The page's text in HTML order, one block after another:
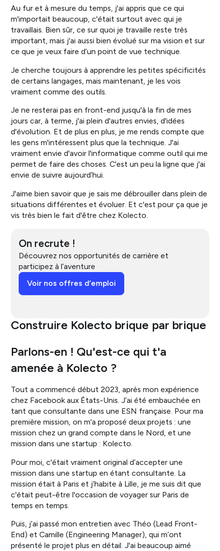
Au fur et à mesure du temps, j'ai appris que ce qui
m'importait beaucoup, c'était surtout avec qui je
travaillais. Bien sûr, ce sur quoi je travaille reste très
important, mais j'ai aussi bien évolué sur ma vision et sur
ce que je veux faire d’un point de vue technique.
Je cherche toujours à apprendre les petites spécificités
de certains langages, mais maintenant, je les vois
vraiment comme des outils.
Je ne resterai pas en front-end jusqu'à la fin de mes
jours car, à terme, j'ai plein d'autres envies, d'idées
d'évolution. Et de plus en plus, je me rends compte que
les gens m'intéressent plus que la technique. J'ai
vraiment envie d'avoir l'informatique comme outil qui me
permet de faire des choses. C'est un peu la ligne que j'ai
envie de suivre aujourd’hui.
J'aime bien savoir que je sais me débrouiller dans plein de
situations différentes et évoluer. Et c'est pour ça que je
vis très bien le fait d'être chez Kolecto.
On recrute !
Découvrez nos opportunités de carrière et
participez à l’aventure
Voir nos offres d’emploi
Construire Kolecto brique par brique
Parlons-en ! Qu'est-ce qui t'a
amenée à Kolecto ?
Tout a commencé début 2023, après mon expérience
chez Facebook aux États-Unis. J’ai été embauchée en
tant que consultante dans une ESN française. Pour ma
première mission, on m'a proposé deux projets : une
mission chez un grand compte dans le Nord, et une
mission dans une startup : Kolecto.
Pour moi, c'était vraiment original d’accepter une
mission dans une startup en étant consultante. La
mission était à Paris et j’habite à Lille, je me suis dit que
c'était peut-être l'occasion de voyager sur Paris de
temps en temps.
Puis, j’ai passé mon entretien avec Théo (Lead Front-
End) et Camille (Engineering Manager), qui m’ont
présenté le projet plus en détail. J'ai beaucoup aimé